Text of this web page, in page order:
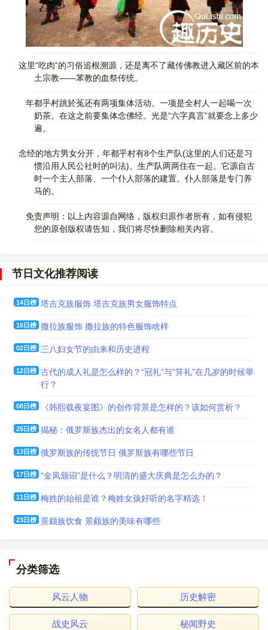
这里“吃肉”的习俗追根溯源，还是离不了藏传佛教进入藏区前的本
土宗教——苯教的血祭传统。
年都乎村跳於菟还有两项集体活动。一项是全村人一起喝一次
奶茶。在这之前要集体念佛经。光是“六字真言”就要念上多少
遍。
念经的地方男女分开，年都乎村有8个生产队(这里的人们还是习
惯沿用人民公社时的叫法)。生产队两两住在一起。它源自古
时一个主人部落、一个仆人部落的建置。仆人部落是专门养
马的。
免责声明：以上内容源自网络，版权归原作者所有，如有侵犯
您的原创版权请告知，我们将尽快删除相关内容。
节日文化推荐阅读
14日榜 塔吉克族服饰 塔吉克族男女服饰特点
16日榜 撒拉族服饰 撒拉族的特色服饰啥样
02日榜 三八妇女节的由来和历史进程
12日榜 古代的成人礼是怎么样的？“冠礼”与“笄礼”在几岁的时候举
行？
08日榜 《韩熙载夜宴图》的创作背景是怎样的？该如何赏析？
25日榜 揭秘：俄罗斯族杰出的女名人都有谁
13日榜 俄罗斯族的传统节日 俄罗斯族有哪些节日
17日榜 “金凤颁诏”是什么？明清的盛大庆典是怎么办的？
11日榜 梅姓的始祖是谁？梅姓女孩好听的名字精选！
23日榜 景颇族饮食 景颇族的美味有哪些
分类筛选
风云人物 历史解密
战史风云 秘闻野史